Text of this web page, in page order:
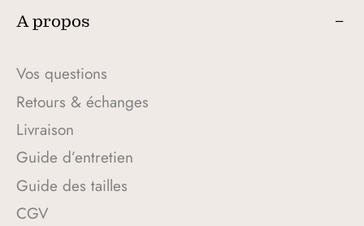
A propos
Vos questions
Retours & échanges
Livraison
Guide d’entretien
Guide des tailles
CGV